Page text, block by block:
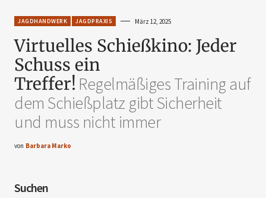
JAGDHANDWERK JAGDPRAXIS März 12, 2025
Virtuelles Schießkino: Jeder
Schuss ein
Treffer! Regelmäßiges Training auf
dem Schießplatz gibt Sicherheit
und muss nicht immer
von Barbara Marko
Suchen